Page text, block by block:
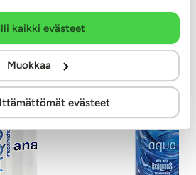
kaikki evästeet
Muokkaa
evästeet
-30%